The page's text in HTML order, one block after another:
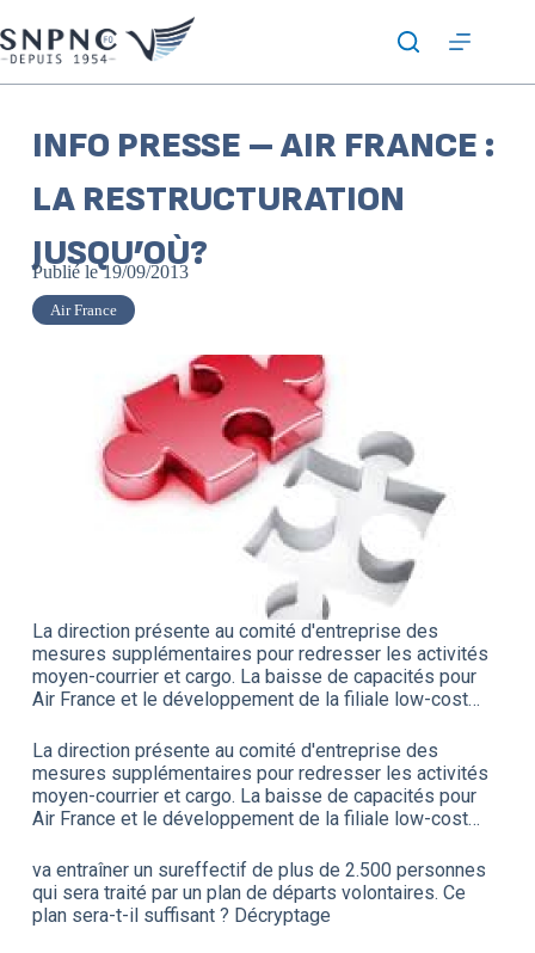
INFO PRESSE – AIR FRANCE :
LA RESTRUCTURATION
JUSQU’OÙ?
Publié le 19/09/2013
Air France
La direction présente au comité d'entreprise des
mesures supplémentaires pour redresser les activités
moyen-courrier et cargo. La baisse de capacités pour
Air France et le développement de la filiale low-cost…
La direction présente au comité d'entreprise des
mesures supplémentaires pour redresser les activités
moyen-courrier et cargo. La baisse de capacités pour
Air France et le développement de la filiale low-cost…
va entraîner un sureffectif de plus de 2.500 personnes
qui sera traité par un plan de départs volontaires. Ce
plan sera-t-il suffisant ? Décryptage